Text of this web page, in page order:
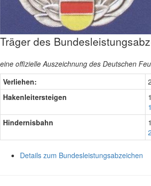
Träger des
eine offizielle Auszeichnung des Deutschen
Verliehen:
Hakenleitersteigen
Hindernisbahn
Details zum Bundesleistungsabzeichen